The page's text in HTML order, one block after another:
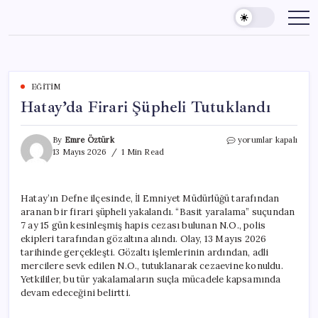
content
EĞITIM
Hatay’da Firari Şüpheli Tutuklandı
By Emre Öztürk
13 Mayıs 2026
1 Min Read
Hatay’da
yorumlar kapalı
Hatay’ın Defne ilçesinde, İl Emniyet Müdürlüğü tarafından
aranan bir firari şüpheli yakalandı. “Basit yaralama” suçundan
7 ay 15 gün kesinleşmiş hapis cezası bulunan N.O., polis
ekipleri tarafından gözaltına alındı. Olay, 13 Mayıs 2026
tarihinde gerçekleşti. Gözaltı işlemlerinin ardından, adli
mercilere sevk edilen N.O., tutuklanarak cezaevine konuldu.
Yetkililer, bu tür yakalamaların suçla mücadele kapsamında
devam edeceğini belirtti.